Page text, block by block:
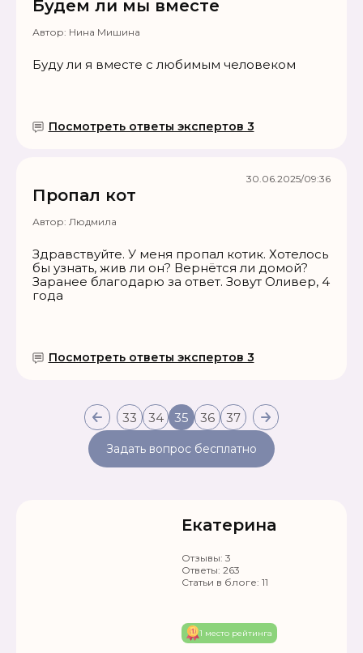
Будем ли мы вместе
Автор: Нина Мишина
Буду ли я вместе с любимым человеком
Посмотреть ответы экспертов 3
Пропал кот
Автор: Людмила
Здравствуйте. У меня пропал котик. Хотелось
бы узнать, жив ли он? Вернётся ли домой?
Заранее благодарю за ответ. Зовут Оливер, 4
года
Посмотреть ответы экспертов 3
30.06.2025/09:36
Задать вопрос бесплатно
33 34 35 36 37
Екатерина
Отзывы: 3
Ответы: 263
Статьи в блоге: 11
1 место рейтинга